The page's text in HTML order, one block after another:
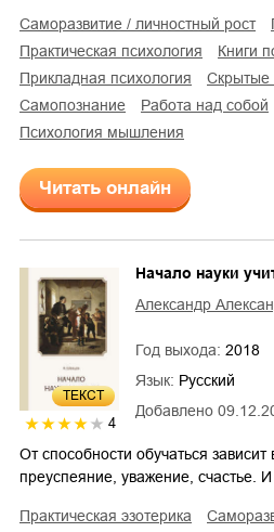
саморазвитие / личностный рост
практическая психология
книги
прикладная психология
самопознание
работа над собой
психология мышления
Читать онлайн
ТЕКСТ
4
Добавлено
Начало науки
Александр
Год выхода: 2018
Язык: Русский
От способности обучаться зависит
преуспеяние, уважение, счастье.
практическая эзотерика